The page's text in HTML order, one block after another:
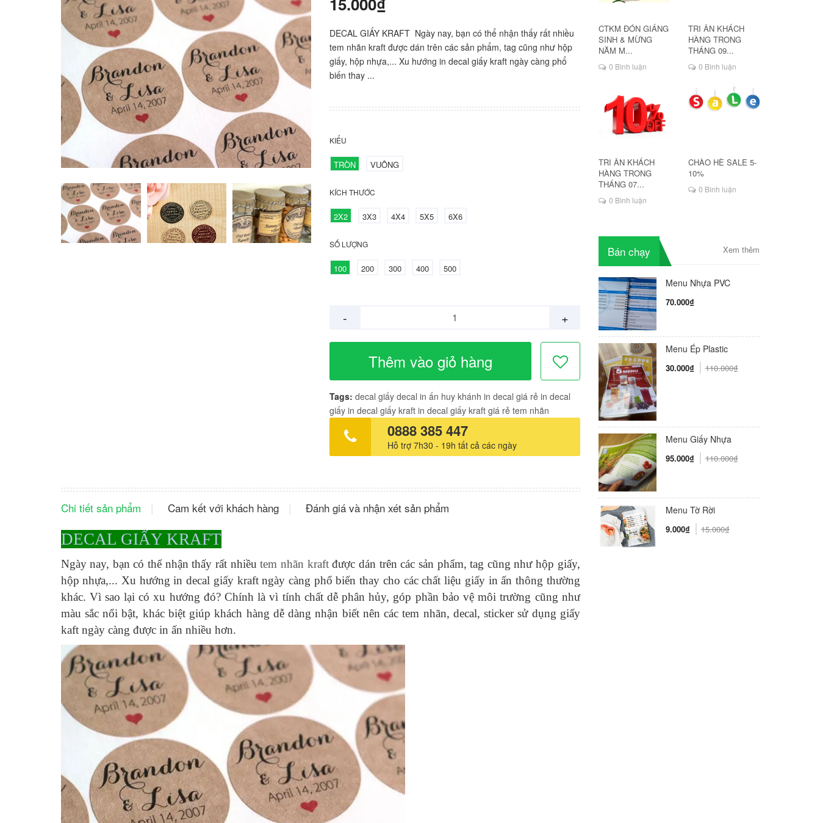
DECAL GIẤY KRAFT Ngày nay, bạn có thể nhận thấy rất nhiều
tem nhãn kraft được dán trên các sản phẩm, tag cũng như hộp
giấy, hộp nhựa,... Xu hướng in decal giấy kraft ngày càng phổ
biến thay ...
KIỂU
TRÒN VUÔNG
KÍCH THƯỚC
2X2 3X3 4X4 5X5 6X6
SỐ LƯỢNG
100 200 300 400 500
- +
Thêm vào giỏ hàng
Tags:decal giấy decal in ấn huy khánh in decal giá rẻ in decal
giấy in decal giấy kraft in decal giấy kraft giá rẻ tem nhãn
0888 385 447
Hỗ trợ 7h30 - 19h tất cả các ngày
Chi tiết sản phẩm Cam kết với khách hàng Đánh giá và nhận xét sản phẩm
DECAL GIẤY KRAFT
Ngày nay, bạn có thể nhận thấy rất nhiềutem nhãn kraftđược dán trên các sản phẩm, tag cũng như hộp giấy,
hộp nhựa,... Xu hướng in decal giấy kraft ngày càng phổ biến thay cho các chất liệu giấy in ấn thông thường
khác. Vì sao lại có xu hướng đó? Chính là vì tính chất dễ phân hủy, góp phần bảo vệ môi trường cũng như
màu sắc nổi bật, khác biệt giúp khách hàng dễ dàng nhận biết nên các tem nhãn, decal, sticker sử dụng giấy
kaft ngày càng được in ấn nhiều hơn.
CTKM ĐÓN GIÁNG
SINH & MỪNG
NĂM M...
0 Bình luận
TRI ÂN KHÁCH
HÀNG TRONG
THÁNG 09...
0 Bình luận
TRI ÂN KHÁCH
HÀNG TRONG
THÁNG 07...
0 Bình luận
CHÀO HÈ SALE 5-
10%
0 Bình luận
Bán chạy Xem thêm
Menu Nhựa PVC
70.000₫
Menu Ép Plastic
30.000₫ 110.000₫
Menu Giấy Nhựa
95.000₫ 110.000₫
Menu Tờ Rời
9.000₫ 15.000₫